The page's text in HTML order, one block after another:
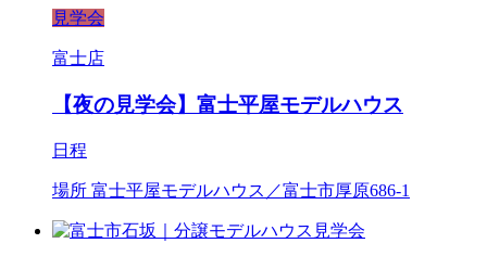
見学会
富士店
【夜の見学会】富士平屋モデルハウス
日程
場所 富士平屋モデルハウス／富士市厚原686-1